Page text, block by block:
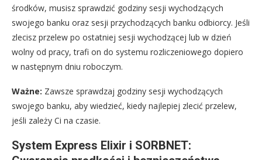
środków, musisz sprawdzić godziny sesji wychodzących
swojego banku oraz sesji przychodzących banku odbiorcy. Jeśli
zlecisz przelew po ostatniej sesji wychodzącej lub w dzień
wolny od pracy, trafi on do systemu rozliczeniowego dopiero
w następnym dniu roboczym.
Ważne: Zawsze sprawdzaj godziny sesji wychodzących
swojego banku, aby wiedzieć, kiedy najlepiej zlecić przelew,
jeśli zależy Ci na czasie.
System Express Elixir i SORBNET: